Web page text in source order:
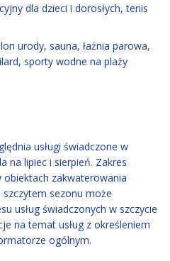
dla dzieci i dorosłych, tenis
urody, sauna, łaźnia parowa,
sporty wodne na plaży
usługi świadczone w
na lipiec i sierpień. Zakres
obiektach zakwaterowania
sezonu może
usług świadczonych w szczycie
na temat usług z określeniem
ogólnym.